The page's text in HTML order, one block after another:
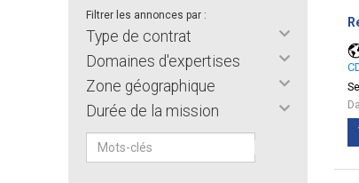
Filtrer les annonces par :
Type de contrat
Domaines d'expertises
Zone géographique
Durée de la mission